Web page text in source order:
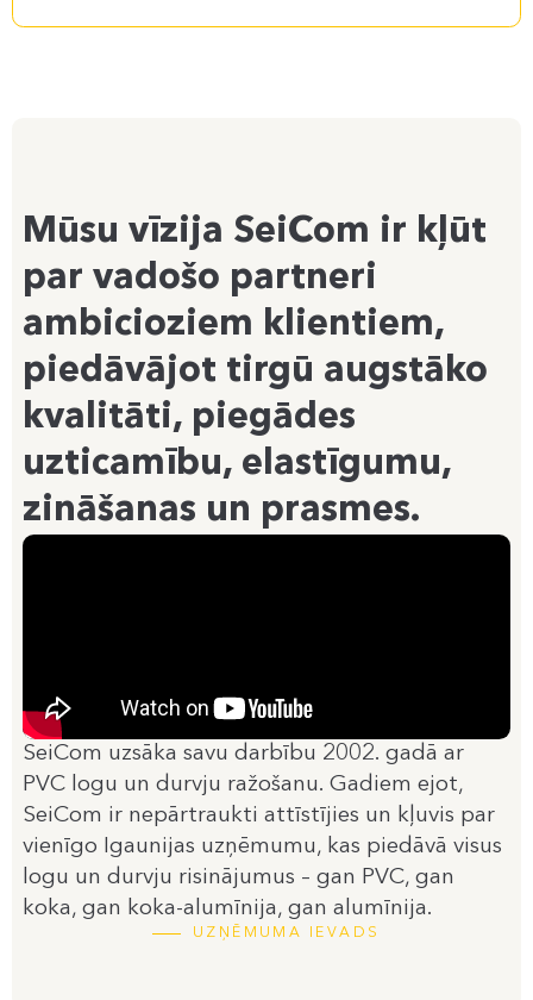
Mūsu vīzija SeiCom ir kļūt
par vadošo partneri
ambicioziem klientiem,
piedāvājot tirgū augstāko
kvalitāti, piegādes
uzticamību, elastīgumu,
zināšanas un prasmes.
SeiCom uzsāka savu darbību 2002. gadā ar
PVC logu un durvju ražošanu. Gadiem ejot,
SeiCom ir nepārtraukti attīstījies un kļuvis par
vienīgo Igaunijas uzņēmumu, kas piedāvā visus
logu un durvju risinājumus – gan PVC, gan
koka, gan koka-alumīnija, gan alumīnija.
UZŅĒMUMA IEVADS